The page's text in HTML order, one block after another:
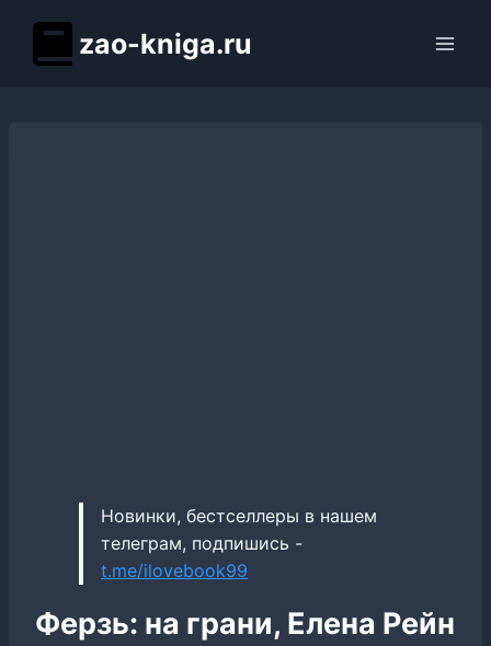
содержимому
zao-kniga.ru
Новинки, бестселлеры в нашем
телеграм, подпишись -
t.me/ilovebook99
Ферзь: на грани, Елена Рейн